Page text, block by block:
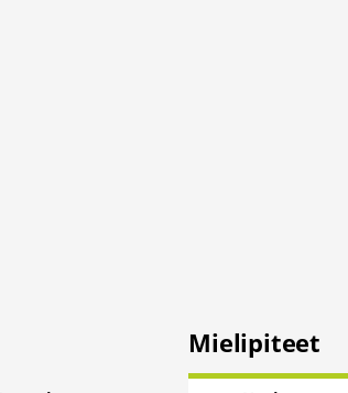
Mielipiteet